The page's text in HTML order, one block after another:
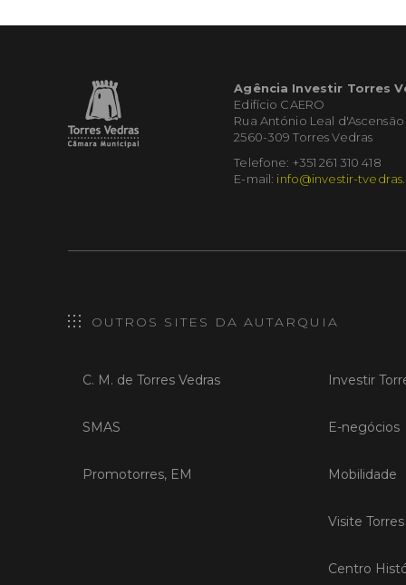
Agência Investir Torres
Edifício CAERO
Rua António Leal d'Ascensão
2560-309 Torres Vedras
Telefone: +351 261 310 418
E-mail: info@investir-
OUTROS SITES DA AUTARQUIA
C. M. de Torres Vedras
SMAS
Promotorres, EM
Investir
E-negócios
Mobilidade
Visite
Centro